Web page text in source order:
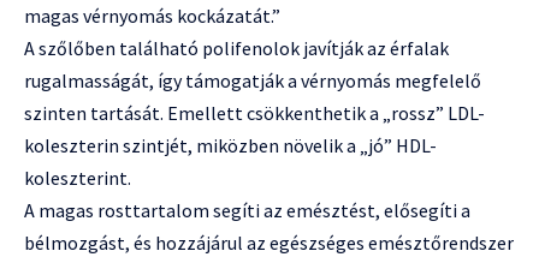
magas vérnyomás kockázatát.”
A szőlőben található polifenolok javítják az érfalak
rugalmasságát, így támogatják a vérnyomás megfelelő
szinten tartását. Emellett csökkenthetik a „rossz” LDL-
koleszterin szintjét, miközben növelik a „jó” HDL-
koleszterint.
A magas rosttartalom segíti az emésztést, elősegíti a
bélmozgást, és hozzájárul az egészséges emésztőrendszer